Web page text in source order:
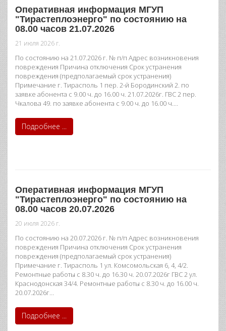
Оперативная информация МГУП
"Тирастеплоэнерго" по состоянию на
08.00 часов 21.07.2026
21 июля 2026 г.
По состоянию на 21.07.2026 г. № п/п Адрес возникновения
повреждения Причина отключения Срок устранения
повреждения (предполагаемый срок устранения)
Примечание г. Тирасполь 1 пер. 2-й Бородинский 2. по
заявке абонента с 9.00 ч. до 16.00 ч. 21.07.2026г. ГВС 2 пер.
Чкалова 49. по заявке абонента с 9.00 ч. до 16.00 ч.…
Подробнее ...
Оперативная информация МГУП
"Тирастеплоэнерго" по состоянию на
08.00 часов 20.07.2026
20 июля 2026 г.
По состоянию на 20.07.2026 г. № п/п Адрес возникновения
повреждения Причина отключения Срок устранения
повреждения (предполагаемый срок устранения)
Примечание г. Тирасполь 1 ул. Комсомольская 6, 4, 4/2.
Ремонтные работы с 8.30 ч. до 16.30 ч. 20.07.2026г ГВС 2 ул.
Краснодонская 34/4. Ремонтные работы с 8.30 ч. до 16.00 ч.
20.07.2026г…
Подробнее ...